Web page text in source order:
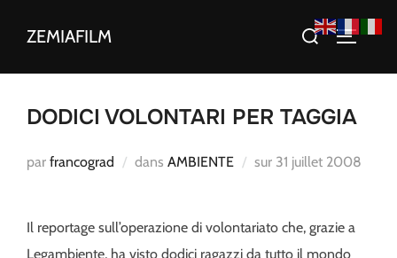
ZEMIAFILM Rechercher :
DODICI VOLONTARI PER TAGGIA
par francograd dans AMBIENTE sur Publié
31 juillet 2008
Il reportage sull’operazione di volontariato che, grazie a
Legambiente, ha visto dodici ragazzi da tutto il mondo